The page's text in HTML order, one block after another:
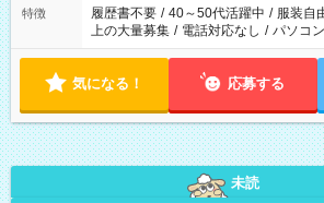
合は応募できません。
特徴 履歴書不要 / 40～50代活躍中 / 服装自
上の大量募集 / 電話対応なし / パソコ
気になる！ 応募する
未読